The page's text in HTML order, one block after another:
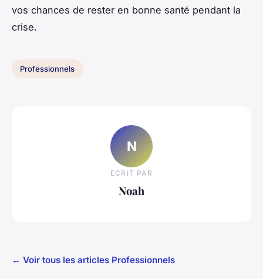
vos chances de rester en bonne santé pendant la
crise.
Professionnels
N
ECRIT PAR
Noah
← Voir tous les articles Professionnels